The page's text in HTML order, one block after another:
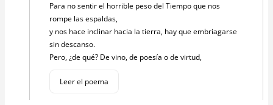
Para no sentir el horrible peso del Tiempo que nos
rompe las espaldas,
y nos hace inclinar hacia la tierra, hay que embriagarse
sin descanso.
Pero, ¿de qué? De vino, de poesía o de virtud,
Leer el poema